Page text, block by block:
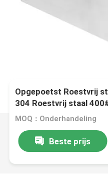
Opgepoetst Roestvrij
304 Roestvrij staal
MOQ：Onderhandeling
Beste prijs